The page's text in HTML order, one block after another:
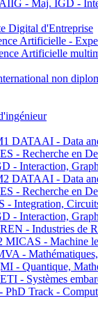
- Maj. IGD -
Digital d'Entreprise
Artificielle -
Artificielle
non
DATAAI - Data
- Recherche en
- Interaction,
DATAAI - Data
- Recherche en
- Integration,
- Interaction,
- Industries de
- Machine
-
- Quantique,
- Systèmes
Track -